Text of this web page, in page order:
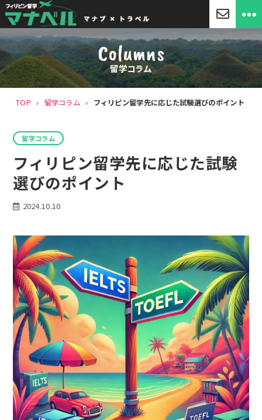
「マ
ナ
ベ
ル」
セ
ブ
Columns
留学コラム
TOP » 留学コラム » フィリピン留学先に応じた試験選びのポイント
リ
ー
留学コラム
フィリピン留学先に応じた試験
選びのポイント
2024.10.10